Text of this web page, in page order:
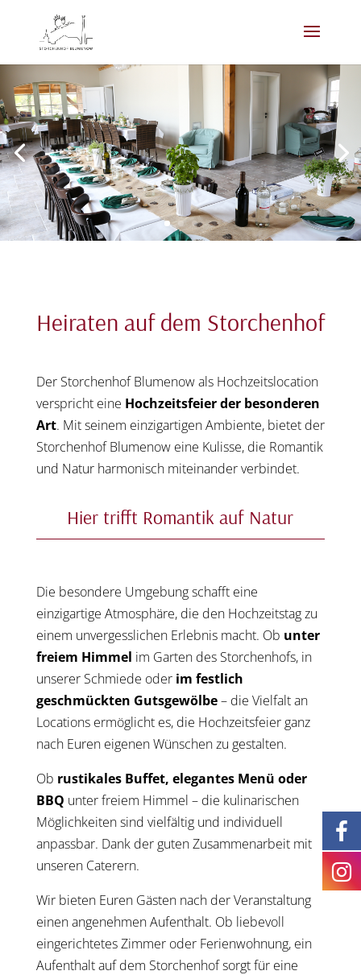
Heiraten auf dem Storchenhof
Der Storchenhof Blumenow als Hochzeitslocation
verspricht eine Hochzeitsfeier der besonderen
Art. Mit seinem einzigartigen Ambiente, bietet der
Storchenhof Blumenow eine Kulisse, die Romantik
und Natur harmonisch miteinander verbindet.
Hier trifft Romantik auf Natur
Die besondere Umgebung schafft eine
einzigartige Atmosphäre, die den Hochzeitstag zu
einem unvergesslichen Erlebnis macht. Ob unter
freiem Himmel im Garten des Storchenhofs, in
unserer Schmiede oder im festlich
geschmückten Gutsgewölbe– die Vielfalt an
Locations ermöglicht es, die Hochzeitsfeier ganz
nach Euren eigenen Wünschen zu gestalten.
Ob rustikales Buffet, elegantes Menü oder
BBQ unter freiem Himmel – die kulinarischen
Möglichkeiten sind vielfältig und individuell
anpassbar. Dank der guten Zusammenarbeit mit
unseren Caterern.
Wir bieten Euren Gästen nach der Veranstaltung
einen angenehmen Aufenthalt. Ob liebevoll
eingerichtetes Zimmer oder Ferienwohnung, ein
Aufenthalt auf dem Storchenhof sorgt für eine